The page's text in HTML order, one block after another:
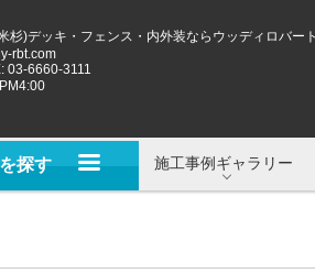
杉)デッキ・フェンス・内外装ならウッディロバー
rbt.com
03-6660-3111
探す 施工事例ギャラリー